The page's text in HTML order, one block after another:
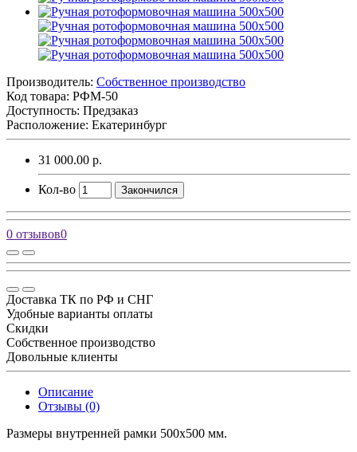
Производитель: Собственное производство
Код товара: РФМ-50
Доступность: Предзаказ
Расположение: Екатеринбург
31 000.00 р.
Кол-во Закончился
0 отзывов0
Доставка ТК по РФ и СНГ
Удобные варианты оплаты
Скидки
Собственное производство
Довольные клиенты
Описание
Отзывы (0)
Размеры внутренней рамки 500х500 мм.